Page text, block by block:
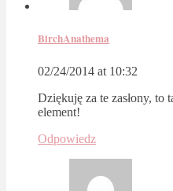
BirchAnathema
02/24/2014 at 10:32
Dziękuję za te zasłony, to
element!
Odpowiedz